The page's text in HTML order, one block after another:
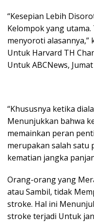
“Kesepian Lebih
Kelompok yang
menyoroti alasannya,”
Untuk Harvard TH
Untuk ABCNews,
“Khususnya ketika
Menunjukkan bahwa
memainkan peran
merupakan salah satu
kematian jangka
Orang-orang yang
atau Sambil, tidak
stroke. Hal ini
stroke terjadi Untuk